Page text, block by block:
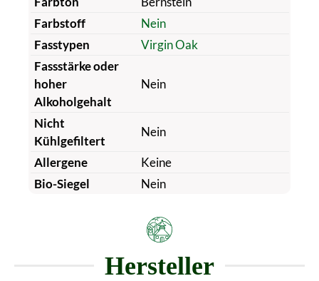
Farbstoff
Nein
Fasstypen
Virgin Oak
Fassstärke oder
hoher
Alkoholgehalt
Nein
Nicht
Kühlgefiltert
Nein
Allergene
Keine
Bio-Siegel
Nein
Hersteller